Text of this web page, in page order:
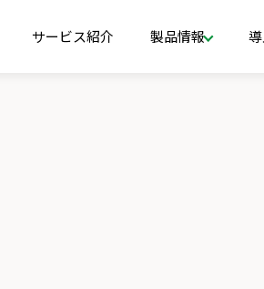
サービス紹介 製品情報